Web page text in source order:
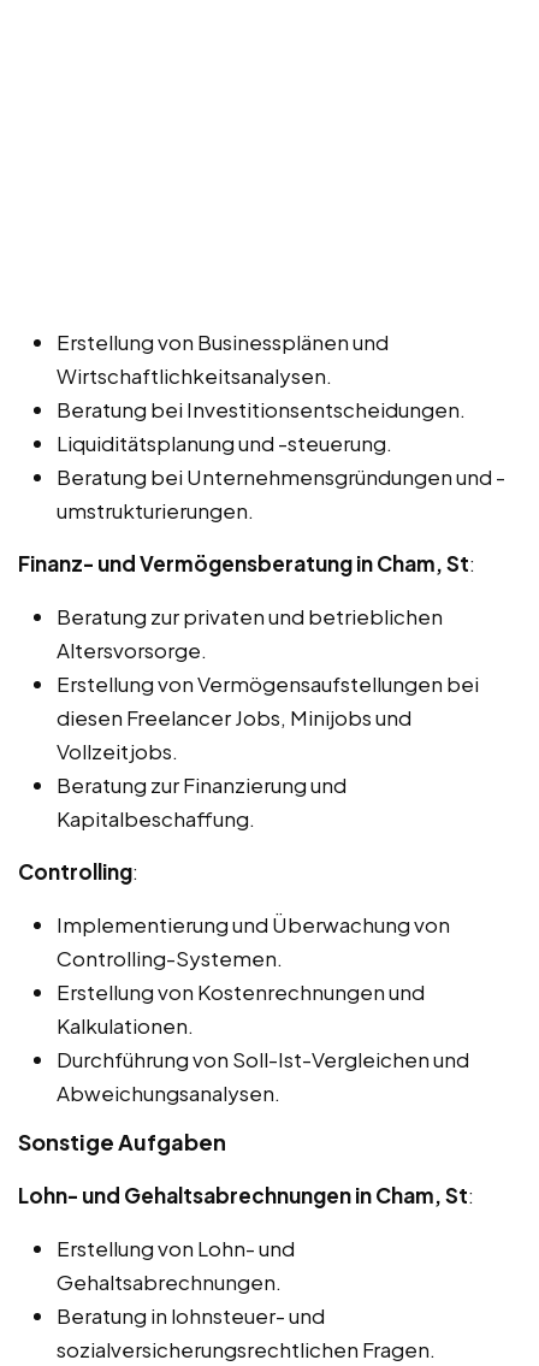
Erstellung von Businessplänen und
Wirtschaftlichkeitsanalysen.
Beratung bei Investitionsentscheidungen.
Liquiditätsplanung und -steuerung.
Beratung bei Unternehmensgründungen und -
umstrukturierungen.
Finanz- und Vermögensberatung in Cham, St:
Beratung zur privaten und betrieblichen
Altersvorsorge.
Erstellung von Vermögensaufstellungen bei
diesen Freelancer Jobs, Minijobs und
Vollzeitjobs.
Beratung zur Finanzierung und
Kapitalbeschaffung.
Controlling:
Implementierung und Überwachung von
Controlling-Systemen.
Erstellung von Kostenrechnungen und
Kalkulationen.
Durchführung von Soll-Ist-Vergleichen und
Abweichungsanalysen.
Sonstige Aufgaben
Lohn- und Gehaltsabrechnungen in Cham, St:
Erstellung von Lohn- und
Gehaltsabrechnungen.
Beratung in lohnsteuer- und
sozialversicherungsrechtlichen Fragen.